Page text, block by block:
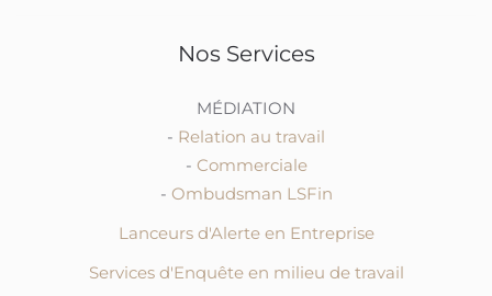
Nos Services
MÉDIATION
- Relation au travail
- Commerciale
- Ombudsman LSFin
Lanceurs d'Alerte en Entreprise
Services d'Enquête en milieu de travail